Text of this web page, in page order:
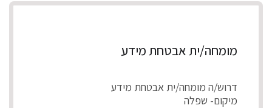
מומחה/ית אבטחת מידע
דרוש/ה מומחה/ית אבטחת מידע
מיקום- שפלה